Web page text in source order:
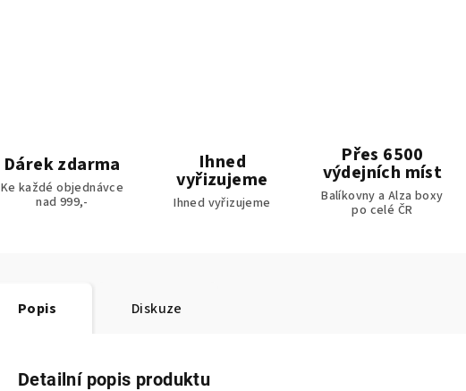
Dárek zdarma
Ke každé objednávce
nad 999,-
Ihned
vyřizujeme
Ihned vyřizujeme
Přes 6500
výdejních míst
Balíkovny a Alza boxy
po celé ČR
Popis Diskuze
Detailní popis produktu